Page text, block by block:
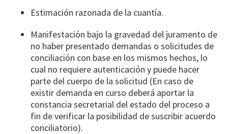
Estimación razonada de la cuantía.
Manifestación bajo la gravedad del juramento de
no haber presentado demandas o solicitudes de
conciliación con base en los mismos hechos, lo
cual no requiere autenticación y puede hacer
parte del cuerpo de la solicitud (En caso de
existir demanda en curso deberá aportar la
constancia secretarial del estado del proceso a
fin de verificar la posibilidad de suscribir acuerdo
conciliatorio).